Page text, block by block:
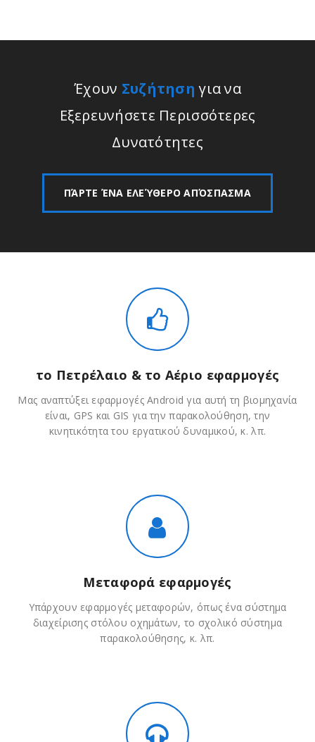
Έχουν Συζήτηση για να
Εξερευνήσετε Περισσότερες
Δυνατότητες
ΠΆΡΤΕ ΈΝΑ ΕΛΕΎΘΕΡΟ ΑΠΌΣΠΑΣΜΑ
το Πετρέλαιο & το Αέριο εφαρμογές
Μας αναπτύξει εφαρμογές Android για αυτή τη βιομηχανία
είναι, GPS και GIS για την παρακολούθηση, την
κινητικότητα του εργατικού δυναμικού, κ. λπ.
Μεταφορά εφαρμογές
Υπάρχουν εφαρμογές μεταφορών, όπως ένα σύστημα
διαχείρισης στόλου οχημάτων, το σχολικό σύστημα
παρακολούθησης, κ. λπ.